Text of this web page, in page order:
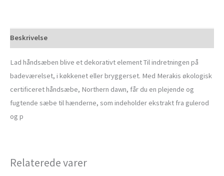
Beskrivelse
Lad håndsæben blive et dekorativt element Til indretningen på
badeværelset, i køkkenet eller bryggerset. Med Merakis økologisk
certificeret håndsæbe, Northern dawn, får du en plejende og
fugtende sæbe til hænderne, som indeholder ekstrakt fra gulerod
og p
Relaterede varer